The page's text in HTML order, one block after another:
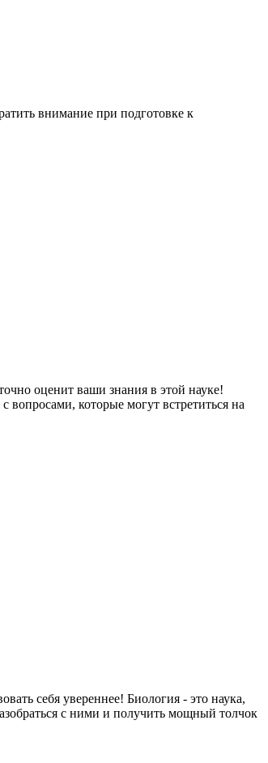
внимание при подготовке к
оценит ваши знания в этой науке!
которые могут встретиться на
себя увереннее! Биология - это наука,
с ними и получить мощный толчок